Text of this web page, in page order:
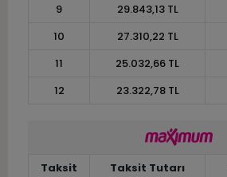
9
29.843,13 TL
10
27.310,22 TL
11
25.032,66 TL
12
23.322,78 TL
Taksit Taksit Tutarı